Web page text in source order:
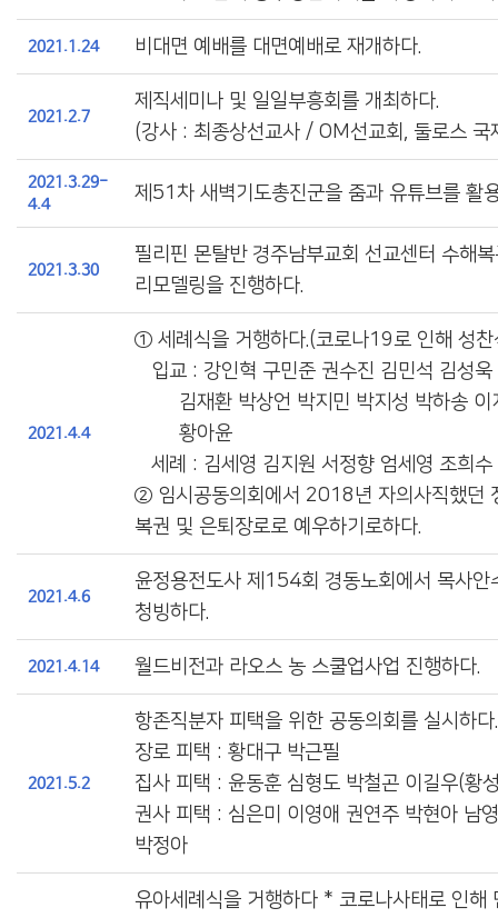
2021 .1.24 비대면 예배를 대면예배로 재개하다.
2021.2.7
제직세미나 및 일일부흥회를 개최하다.
(강사 : 최종상선교사 / OM선교회, 둘로스 국
2021.3.29-
4.4
제51차 새벽기도총진군을 줌과 유튜브를 활
2021.3.30
필리핀 몬탈반 경주남부교회 선교센터 수해
리모델링을 진행하다.
2021.4.4
① 세례식을 거행하다.(코로나19로 인해 성찬
입교 : 강인혁 구민준 권수진 김민석 김성욱
김재환 박상언 박지민 박지성 박하송
황아윤
세례 : 김세영 김지원 서정향 엄세영 조희수
② 임시공동의회에서 2018년 자의사직했던
복권 및 은퇴장로로 예우하기로하다.
2021.4.6
윤정용전도사 제154회 경동노회에서 목사안
청빙하다.
2021.4.14 월드비전과 라오스 농 스쿨업사업 진행하다.
2021.5.2
항존직분자 피택을 위한 공동의회를 실시하다.
장로 피택 : 황대구 박근필
집사 피택 : 윤동훈 심형도 박철곤 이길우(황
권사 피택 : 심은미 이영애 권연주 박현아 남
박정아
유아세례식을 거행하다 * 코로나사태로 인해